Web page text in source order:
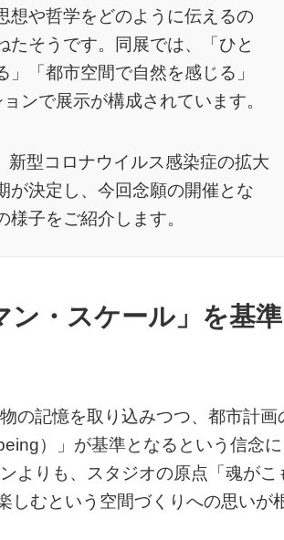
想や哲学をどのように伝えるの
そうです。同展では、「ひと
「都市空間で自然を感じる」
ンで展示が構成されています。
型コロナウイルス感染症の拡大
が決定し、今回念願の開催とな
子をご紹介します。
・スケール」を基準
の記憶を取り込みつつ、都市計画
）」が基準となるという信念に
よりも、スタジオの原点「魂がこ
しむという空間づくりへの思いが